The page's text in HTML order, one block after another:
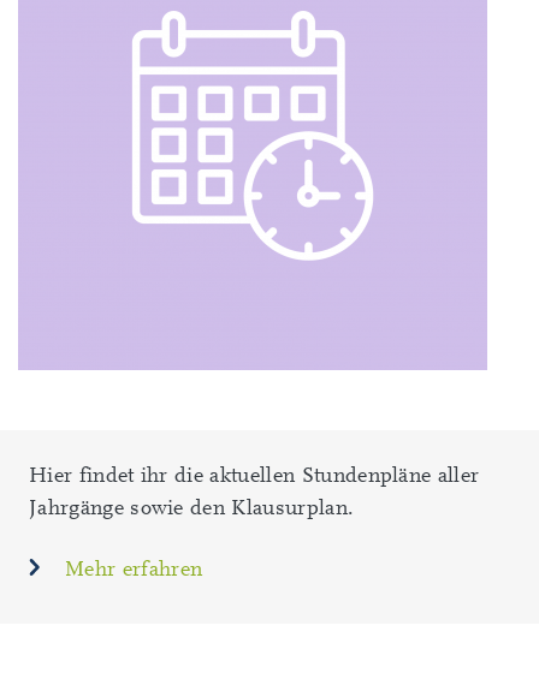
Hier findet ihr die aktuellen Stundenpläne aller
Jahrgänge sowie den Klausurplan.
Mehr erfahren